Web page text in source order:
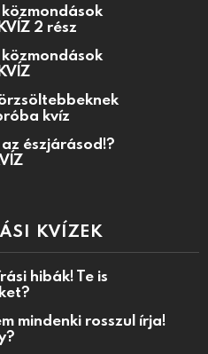
2 rész
kvíz
észjárásod!?
KVÍZEK
hibák! Te is
mindenki rosszul írja!